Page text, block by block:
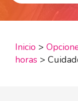
Inicio >
horas >